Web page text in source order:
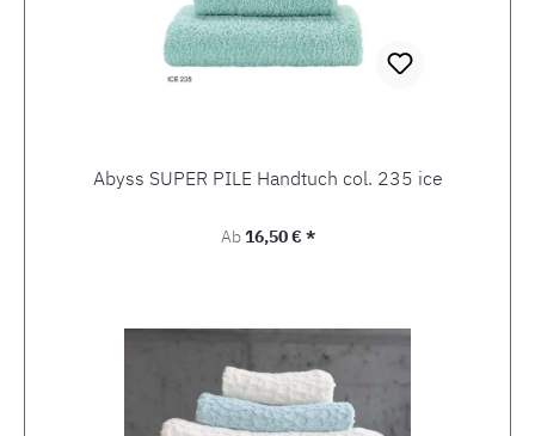
Abyss SUPER PILE Handtuch col. 235 ice
Regulärer Preis:
Ab16,50 € *